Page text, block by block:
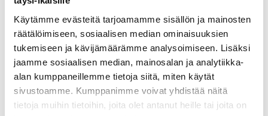
Käytämme evästeitä tarjoamamme sisällön ja mainosten
räätälöimiseen, sosiaalisen median ominaisuuksien
tukemiseen ja kävijämäärämme analysoimiseen. Lisäksi
jaamme sosiaalisen median, mainosalan ja analytiikka-
alan kumppaneillemme tietoja siitä, miten käytät
sivustoamme. Kumppanimme voivat yhdistää näitä
tietoja muihin tietoihin, joita olet antanut heille tai joita on
valmistusohje
lisätietoja
VADELMAGRAAVATTU SIIKA
200 g siikafileetä (pakaste)